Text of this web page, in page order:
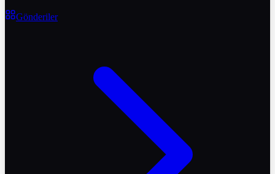
Gönderiler